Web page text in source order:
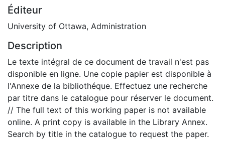
Éditeur
University of Ottawa, Administration
Description
Le texte intégral de ce document de travail n'est pas
disponible en ligne. Une copie papier est disponible à
l'Annexe de la bibliothéque. Effectuez une recherche
par titre dans le catalogue pour réserver le document.
// The full text of this working paper is not available
online. A print copy is available in the Library Annex.
Search by title in the catalogue to request the paper.